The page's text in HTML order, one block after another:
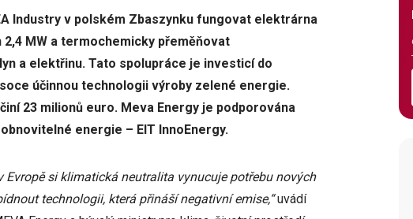
Industry v polském Zbaszynku fungovat elektrárna
MW a termochemicky přeměňovat
a elektřinu. Tato spolupráce je investicí do
účinnou technologii výroby zelené energie.
23 milionů euro. Meva Energy je podporována
energie – EIT InnoEnergy.
Evropě si klimatická neutralita vynucuje potřebu nových
technologii, která přináší negativní emise,“uvádí